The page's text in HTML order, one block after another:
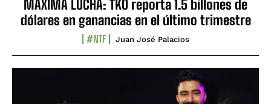
MÁXIMA LUCHA: TKO reporta 1.5 billones de
dólares en ganancias en el último trimestre
#NTF Juan José Palacios